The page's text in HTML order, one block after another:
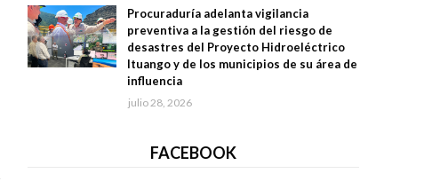
Procuraduría adelanta vigilancia
preventiva a la gestión del riesgo de
desastres del Proyecto Hidroeléctrico
Ituango y de los municipios de su área de
influencia
julio 28, 2026
FACEBOOK